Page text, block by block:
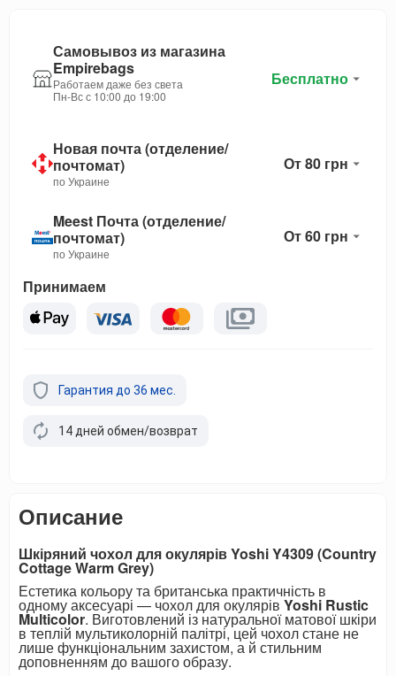
Самовывоз из магазина
Empirebags
Работаем даже без света
Пн-Вс с 10:00 до 19:00
Бесплатно
Новая почта (отделение/
почтомат)
по Украине
От 80 грн
Meest Почта (отделение/
почтомат)
по Украине
От 60 грн
Принимаем
Гарантия до 36 мес.
14 дней обмен/возврат
Описание
Шкіряний чохол для окулярів Yoshi Y4309 (Country
Cottage Warm Grey)
Естетика кольору та британська практичність в
одному аксесуарі — чохол для окулярів Yoshi Rustic
Multicolor. Виготовлений із натуральної матової шкіри
в теплій мультиколорній палітрі, цей чохол стане не
лише функціональним захистом, а й стильним
доповненням до вашого образу.